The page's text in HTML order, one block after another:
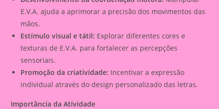
E.V.A. ajuda a aprimorar a precisão dos movimentos das
mãos.
Estímulo visual e tátil: Explorar diferentes cores e
texturas de E.V.A. para fortalecer as percepções
sensoriais.
Promoção da criatividade: Incentivar a expressão
individual através do design personalizado das letras.
Importância da Atividade